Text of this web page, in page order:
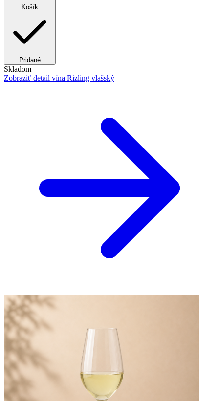
Košík
Pridané
Skladom
Zobraziť detail vína Rizling vlašský